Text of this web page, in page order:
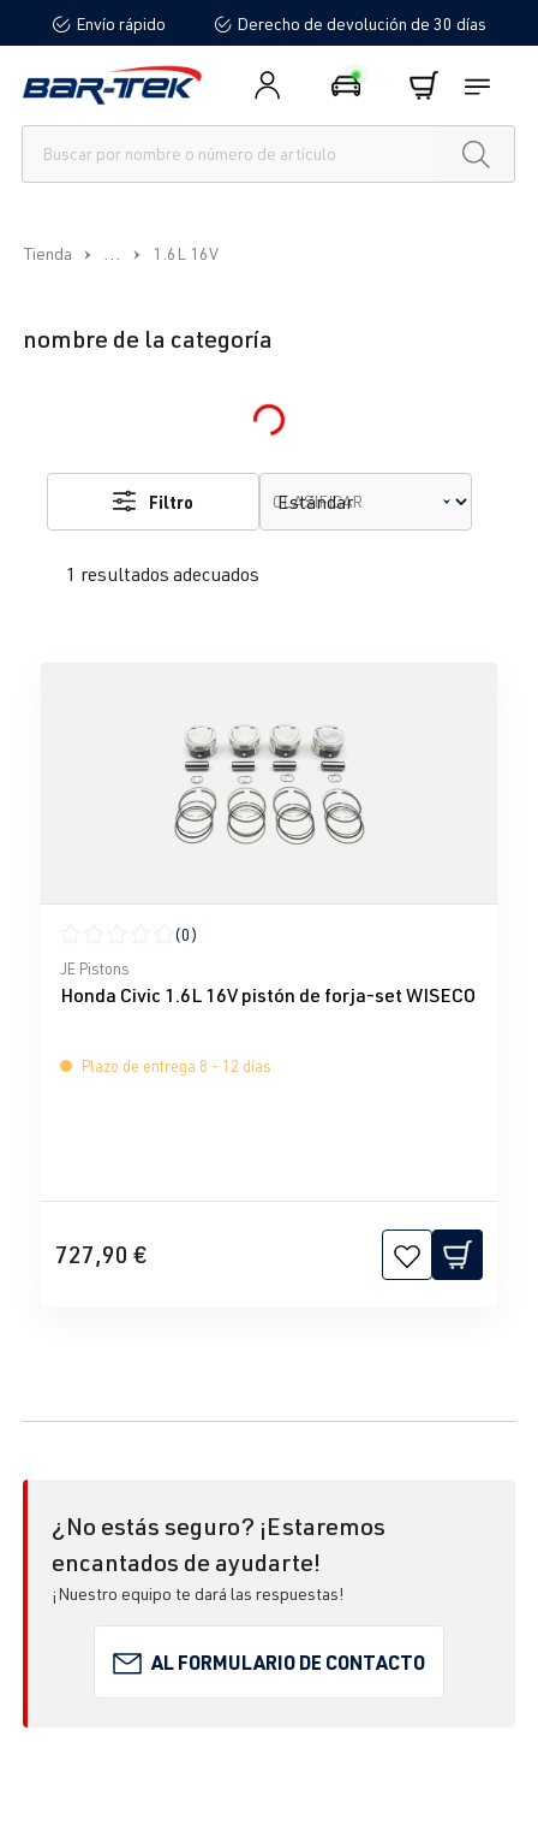
principalEnvío rápido Derecho de devolución de 30 días
Tienda ... 1.6L 16V
nombre de la categoría
Loading...
1 resultados adecuados
Filtro CLASIFICAR
Calificación promedio de 0 de 5 estrellas
(0)
JE Pistons
Honda Civic 1.6L 16V pistón de forja-set WISECO
Plazo de entrega 8 - 12 días
727,90 €
¿No estás seguro? ¡Estaremos
encantados de ayudarte!
¡Nuestro equipo te dará las respuestas!
AL FORMULARIO DE CONTACTO